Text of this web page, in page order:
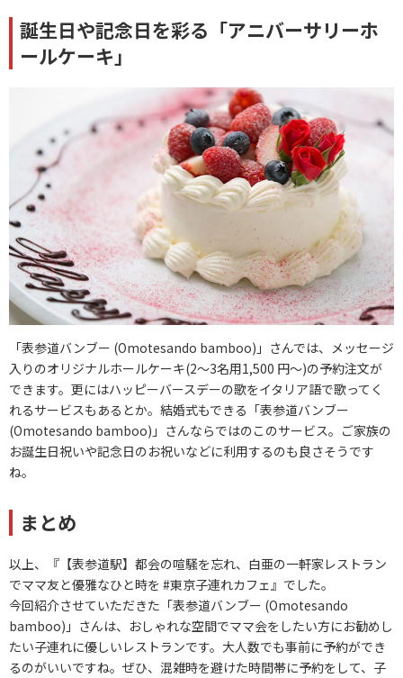
誕生日や記念日を彩る「アニバーサリーホ
ールケーキ」
「表参道バンブー (Omotesando bamboo)」さんでは、メッセージ
入りのオリジナルホールケーキ(2～3名用1,500 円～)の予約注文が
できます。更にはハッピーバースデーの歌をイタリア語で歌ってく
れるサービスもあるとか。結婚式もできる「表参道バンブー
(Omotesando bamboo)」さんならではのこのサービス。ご家族の
お誕生日祝いや記念日のお祝いなどに利用するのも良さそうです
ね。
まとめ
以上、『【表参道駅】都会の喧騒を忘れ、白亜の一軒家レストラン
でママ友と優雅なひと時を #東京子連れカフェ』でした。
今回紹介させていただきた「表参道バンブー (Omotesando
bamboo)」さんは、おしゃれな空間でママ会をしたい方にお勧めし
たい子連れに優しいレストランです。大人数でも事前に予約ができ
るのがいいですね。ぜひ、混雑時を避けた時間帯に予約をして、子